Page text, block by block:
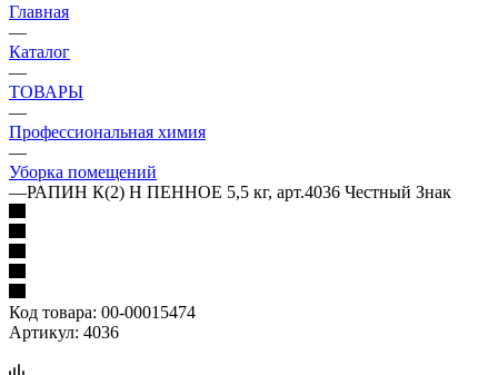
Главная
—
Каталог
—
ТОВАРЫ
—
Профессиональная химия
—
Уборка помещений
—РАПИН К(2) Н ПЕННОЕ 5,5 кг, арт.4036 Честный Знак
Код товара: 00-00015474
Артикул: 4036